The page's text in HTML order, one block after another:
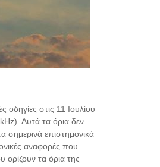
οδηγίες στις 11 Ιουλίου
Αυτά τα όρια δεν
σημερινά επιστημονικά
αναφορές που
τα όρια της